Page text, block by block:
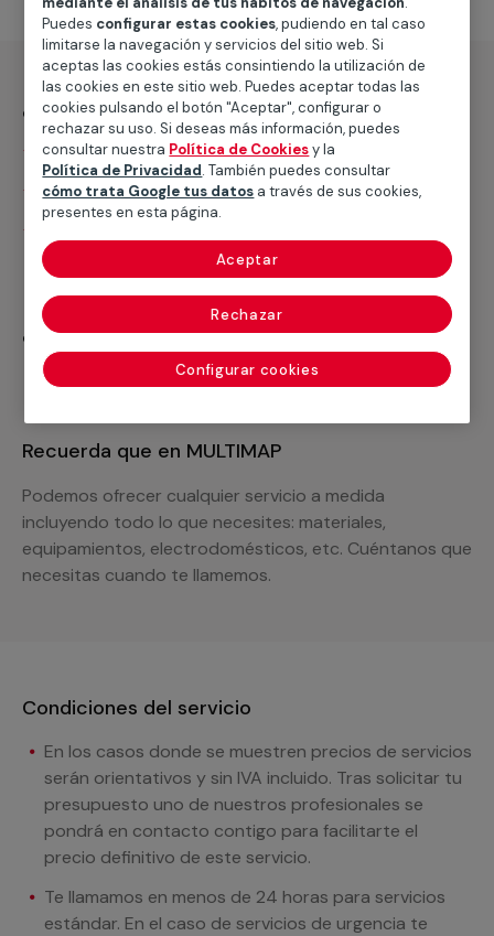
¿Qué incluye?
Desplazamiento
Presupuesto gratis y sin compromiso
¿Qué no incluye?
Papel pintado nuevo
Recuerda que en MULTIMAP
Podemos ofrecer cualquier servicio a medida
incluyendo todo lo que necesites: materiales,
equipamientos, electrodomésticos, etc. Cuéntanos que
necesitas cuando te llamemos.
Condiciones del servicio
En los casos donde se muestren precios de servicios
serán orientativos y sin IVA incluido. Tras solicitar tu
presupuesto uno de nuestros profesionales se
pondrá en contacto contigo para facilitarte el
precio definitivo de este servicio.
Te llamamos en menos de 24 horas para servicios
estándar. En el caso de servicios de urgencia te
Puedes configurar estas cookies, pudiendo en tal caso
limitarse la navegación y servicios del sitio web. Si
aceptas las cookies estás consintiendo la utilización de
las cookies en este sitio web. Puedes aceptar todas las
cookies pulsando el botón "Aceptar", configurar o
rechazar su uso. Si deseas más información, puedes
consultar nuestra Política de Cookiesy la
Política de Privacidad. También puedes consultar
cómo trata Google tus datos a través de sus cookies,
presentes en esta página.
Configurar cookies
Rechazar
Aceptar